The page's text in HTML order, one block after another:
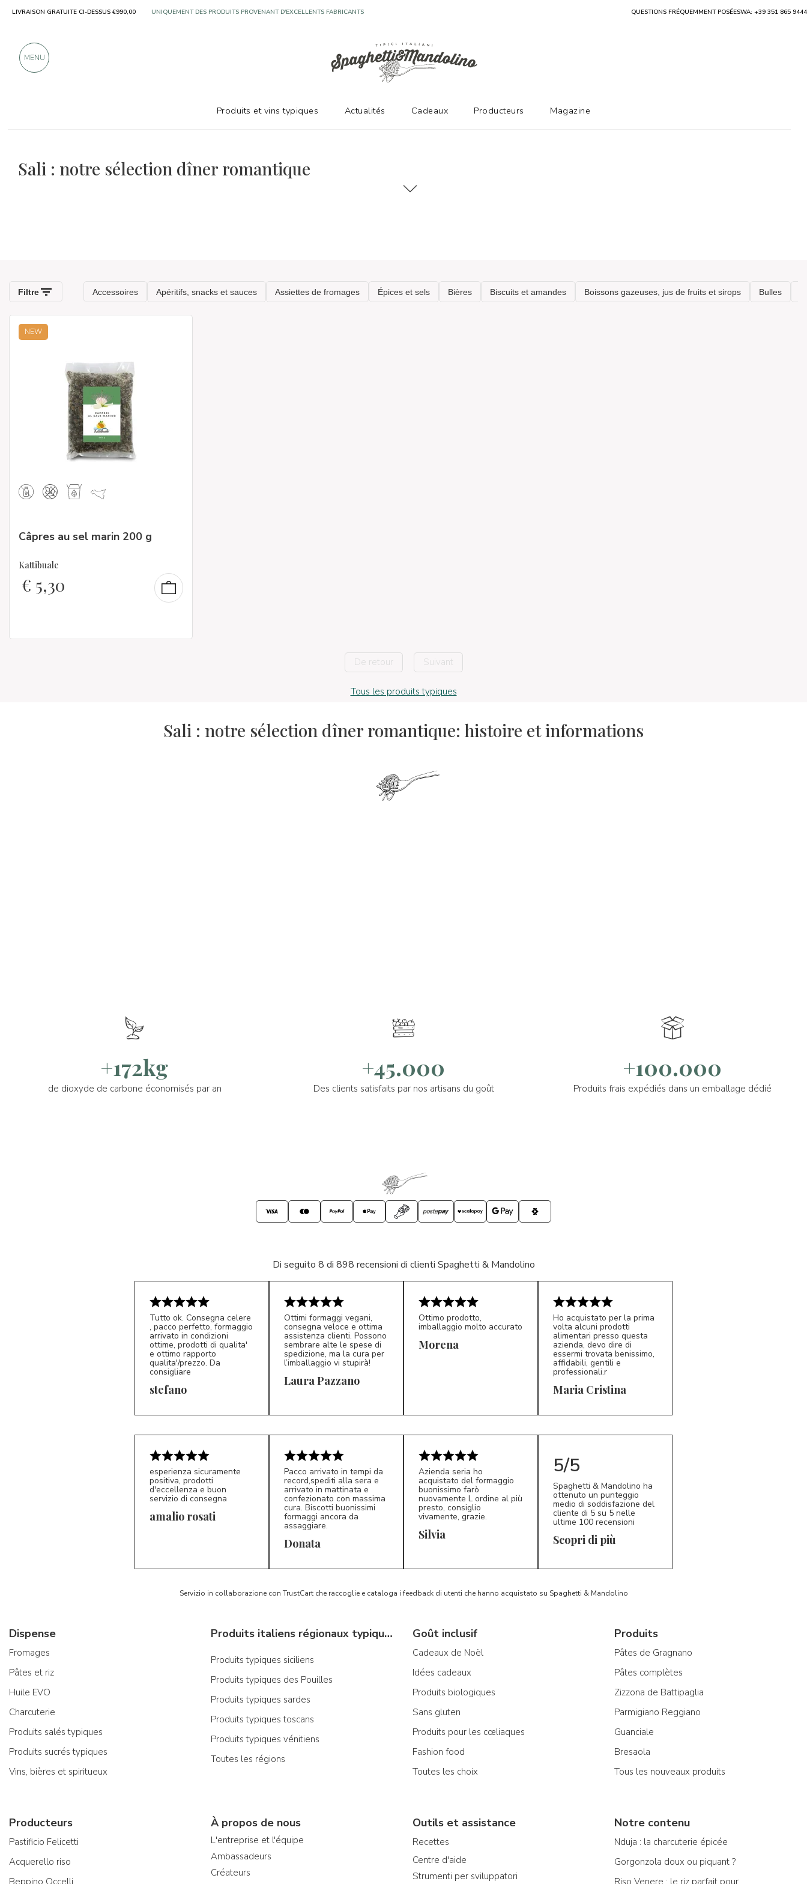
Sali : notre sélection dîner romantique
NEW
Câpres au sel marin 200 g
Kattibuale
€ 5,30
De retour Suivant
Tous les produits typiques
Sali : notre sélection dîner romantique: histoire et informations
+172kg
de dioxyde de carbone économisés par an
+45.000
Des clients satisfaits par nos artisans du goût
+100.000
Produits frais expédiés dans un emballage dédié
Di seguito 8 di 898 recensioni di clienti Spaghetti & Mandolino
S*
Tutto ok. Consegna celere
, pacco perfetto, formaggio
arrivato in condizioni
ottime, prodotti di qualita'
e ottimo rapporto
qualita'/prezzo. Da
consigliare
stefano LP 5/5
Ottimi formaggi vegani,
consegna veloce e ottima
assistenza clienti. Possono
sembrare alte le spese di
spedizione, ma la cura per
l’imballaggio vi stupirà!
Laura Pazzano
Ottimo prodotto,
imballaggio molto accurato
Morena
MC 5/5
Ho acquistato per la prima
volta alcuni prodotti
alimentari presso questa
azienda, devo dire di
essermi trovata benissimo,
affidabili, gentili e
professionali.r
Maria Cristina
esperienza sicuramente
positiva, prodotti
d'eccellenza e buon
servizio di consegna
amalio rosati
D*
Pacco arrivato in tempi da
record,spediti alla sera e
arrivato in mattinata e
confezionato con massima
cura. Biscotti buonissimi
formaggi ancora da
assaggiare.
Donata S*
Azienda seria ho
acquistato del formaggio
buonissimo farò
nuovamente L ordine al più
presto, consiglio
vivamente, grazie.
Silvia
5/5
Spaghetti & Mandolino ha
ottenuto un punteggio
medio di soddisfazione del
cliente di 5 su 5 nelle
ultime 100 recensioni
Scopri di più
Servizio in collaborazione con TrustCart che raccoglie e cataloga i feedback di utenti che hanno acquistato su Spaghetti & Mandolino
Dispense
Fromages
Pâtes et riz
Huile EVO
Charcuterie
Produits salés typiques
Produits sucrés typiques
Vins, bières et spiritueux
Produits italiens régionaux typiques
Produits typiques siciliens
Produits typiques des Pouilles
Produits typiques sardes
Produits typiques toscans
Produits typiques vénitiens
Toutes les régions
Goût inclusif
Cadeaux de Noël
Idées cadeaux
Produits biologiques
Sans gluten
Produits pour les cœliaques
Fashion food
Toutes les choix
Produits
Pâtes de Gragnano
Pâtes complètes
Zizzona de Battipaglia
Parmigiano Reggiano
Guanciale
Bresaola
Tous les nouveaux produits
Producteurs
Pastificio Felicetti
Acquerello riso
À propos de nous
L'entreprise et l'équipe
Ambassadeurs
Créateurs
Outils et assistance
Recettes
Centre d'aide
Strumenti per sviluppatori
Notre contenu
Nduja : la charcuterie épicée
Gorgonzola doux ou piquant ?
LIVRAISON GRATUITE CI-DESSUS €990,00 UNIQUEMENT DES PRODUITS PROVENANT D'EXCELLENTS FABRICANTS QUESTIONS FRÉQUEMMENT POSÉESWA: +39 351 865 9444
MENU
Produits et vins typiques Actualités Cadeaux Producteurs Magazine